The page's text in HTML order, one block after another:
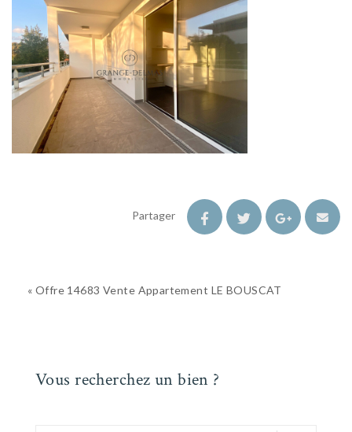
Partager
« Offre 14683 Vente Appartement LE BOUSCAT
Vous recherchez un bien ?